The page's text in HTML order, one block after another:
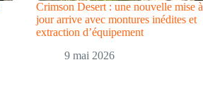
Crimson Desert : une nouvelle mise à
jour arrive avec montures inédites et
extraction d’équipement
9 mai 2026